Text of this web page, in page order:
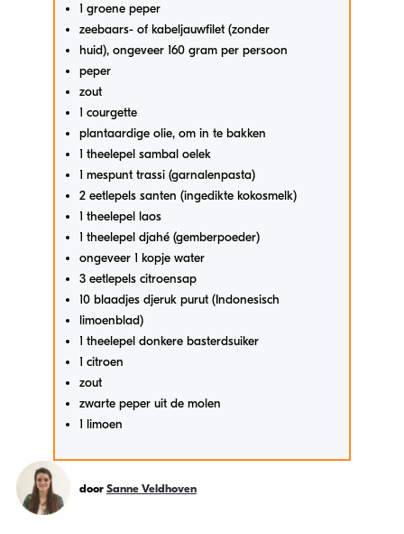
1 groene peper
zeebaars- of kabeljauwfilet (zonder
huid), ongeveer 160 gram per persoon
peper
zout
1 courgette
plantaardige olie, om in te bakken
1 theelepel sambal oelek
1 mespunt trassi (garnalenpasta)
2 eetlepels santen (ingedikte kokosmelk)
1 theelepel laos
1 theelepel djahé (gemberpoeder)
ongeveer 1 kopje water
3 eetlepels citroensap
10 blaadjes djeruk purut (Indonesisch
limoenblad)
1 theelepel donkere basterdsuiker
1 citroen
zout
zwarte peper uit de molen
1 limoen
door Sanne Veldhoven